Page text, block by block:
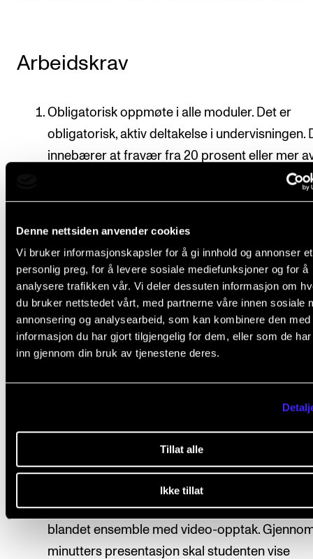
Denne nettsiden anvender cookies
Vi bruker informasjonskapsler for å gi innhold og annonser et
personlig preg, for å levere sosiale mediefunksjoner og for å
analysere trafikken vår. Vi deler dessuten informasjon om
du bruker nettstedet vårt, med partnerne våre innen sosiale
annonsering og analysearbeid, som kan kombinere den med
informasjon du har gjort tilgjengelig for dem, eller som de
inn gjennom din bruk av tjenestene deres.
Tillat alle
Ikke tillat
Arbeidskrav
Obligatorisk oppmøte i alle moduler. Det er
obligatorisk, aktiv deltakelse i undervisningen.
innebærer at fravær fra 20 prosent eller mer
undervisningen i hver av modulene normalt
at man ikke består emnet.
Studenten skal skrive et kort sammendrag
oppgitt fagtekst. To og to studenter leser
hverandres sammendrag og gir
fra gitte kriterier.
Studenten skal forberede og lede to
musikkaktiviteter med klassen. Disse skal
dokumenteres med bekrivelse av aktiviteten
notasjon av musikalske elementer.
Studenten skal holde ett muntlig/praktisk
over oppgitt tema.
Studenten skal dokumentere en
blandet ensemble med video-opptak.
minutters presentasjon skal studenten vise